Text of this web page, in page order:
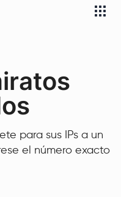
para sus IPs a un
el número exacto